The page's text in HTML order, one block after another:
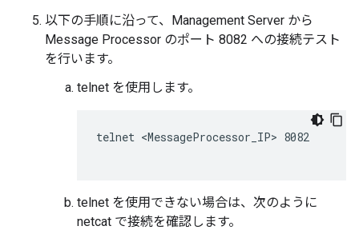
以下の手順に沿って、Management Server から
Message Processor のポート 8082 への接続テスト
を行います。
telnet を使用します。
telnet <MessageProcessor_IP> 8082
telnet を使用できない場合は、次のように
netcat で接続を確認します。